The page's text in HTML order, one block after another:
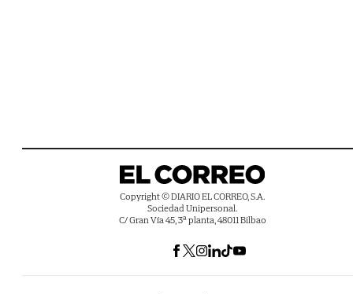
Copyright © DIARIO EL CORREO, S.A.
Sociedad Unipersonal.
C/ Gran Vía 45, 3ª planta, 48011 Bilbao